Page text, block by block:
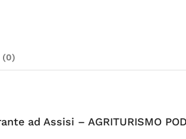
(0)
ad Assisi – AGRITURISMO